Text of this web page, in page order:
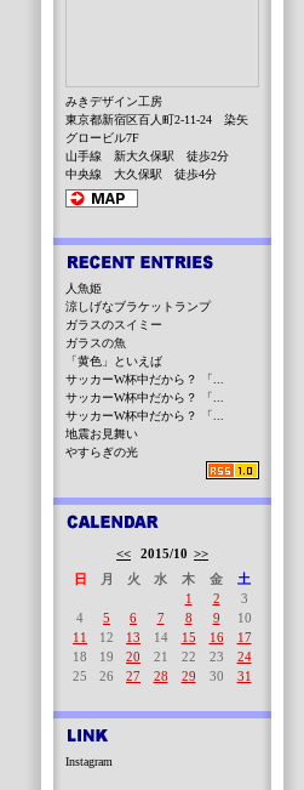
みきデザイン工房
東京都新宿区百人町2-11-24 染矢
グロービル7F
山手線 新大久保駅 徒歩2分
中央線 大久保駅 徒歩4分
人魚姫
涼しげなブラケットランプ
ガラスのスイミー
ガラスの魚
「黄色」といえば
サッカーW杯中だから？ 「...
サッカーW杯中だから？ 「...
サッカーW杯中だから？ 「...
地震お見舞い
やすらぎの光
<< 2015/10 >>
日
月 火 水 木 金
土
1
2
3
4
5 6 7 8 9
10
11
12 13 14 15 16
17
18
19 20 21 22 23
24
25
26 27 28 29 30 31
Instagram